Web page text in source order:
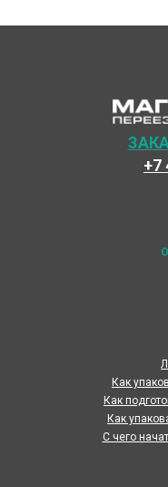
Как
Как
Как
С чего
+7